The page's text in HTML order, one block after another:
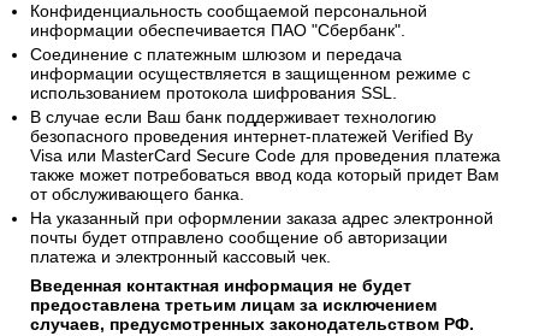
Конфиденциальность сообщаемой персональной
информации обеспечивается ПАО "Сбербанк".
Соединение с платежным шлюзом и передача
информации осуществляется в защищенном режиме с
использованием протокола шифрования SSL.
В случае если Ваш банк поддерживает технологию
безопасного проведения интернет-платежей Verified By
Visa или MasterCard Secure Code для проведения платежа
также может потребоваться ввод кода который придет Вам
от обслуживающего банка.
На указанный при оформлении заказа адрес электронной
почты будет отправлено сообщение об авторизации
платежа и электронный кассовый чек.
Введенная контактная информация не будет
предоставлена третьим лицам за исключением
случаев, предусмотренных законодательством РФ.